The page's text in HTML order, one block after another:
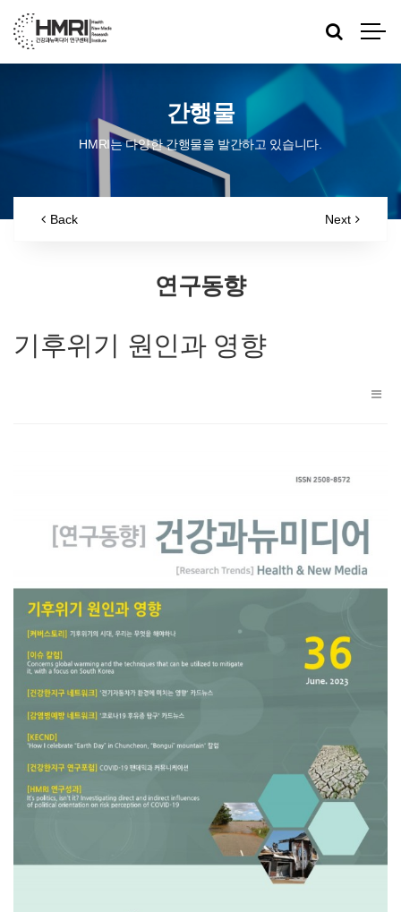
간행물
HMRI는 다양한 간행물을 발간하고 있습니다.
Back Next
연구동향
기후위기 원인과 영향